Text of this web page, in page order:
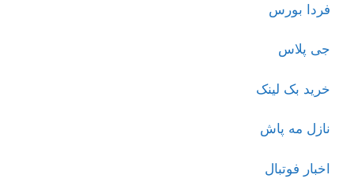
فردا بورس
جی پلاس
خرید بک لینک
نازل مه پاش
اخبار فوتبال